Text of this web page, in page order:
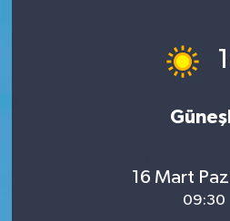
16 Mart
09:30